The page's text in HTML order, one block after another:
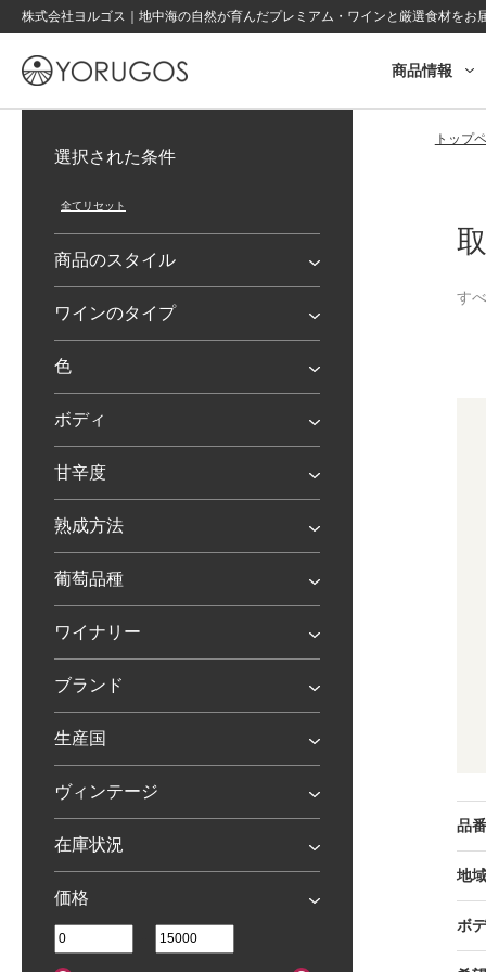
株式会社ヨルゴス｜地中海の自然が育んだプレミアム・ワインと厳選食材をお
商品情報
選択された条件
商品のスタイル
ワインのタイプ
色
ボディ
甘辛度
熟成方法
葡萄品種
ワイナリー
ブランド
生産国
ヴィンテージ
在庫状況
価格
トップ
す
品番
地域
ボ